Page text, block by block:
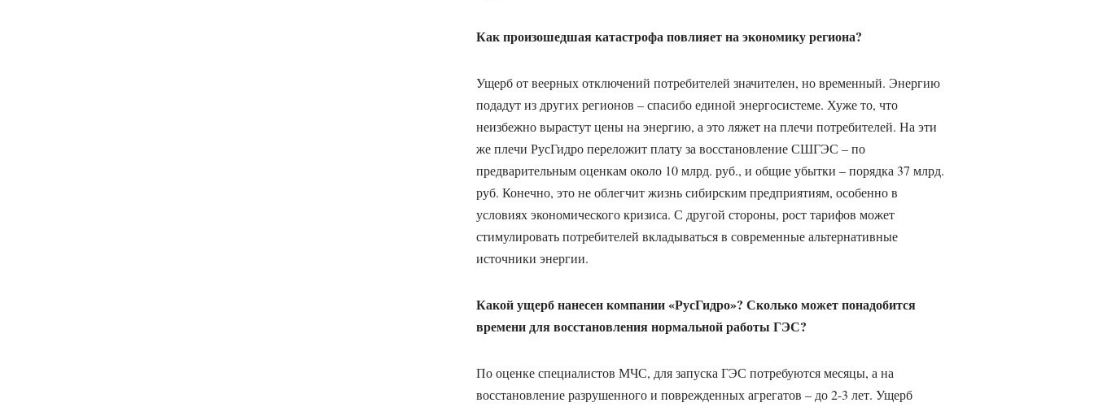
Как произошедшая катастрофа повлияет на экономику региона?
Ущерб от веерных отключений потребителей значителен, но временный. Энергию
подадут из других регионов – спасибо единой энергосистеме. Хуже то, что
неизбежно вырастут цены на энергию, а это ляжет на плечи потребителей. На эти
же плечи РусГидро переложит плату за восстановление СШГЭС – по
предварительным оценкам около 10 млрд. руб., и общие убытки – порядка 37 млрд.
руб. Конечно, это не облегчит жизнь сибирским предприятиям, особенно в
условиях экономического кризиса. С другой стороны, рост тарифов может
стимулировать потребителей вкладываться в современные альтернативные
источники энергии.
Какой ущерб нанесен компании «РусГидро»? Сколько может понадобится
времени для восстановления нормальной работы ГЭС?
По оценке специалистов МЧС, для запуска ГЭС потребуются месяцы, а на
восстановление разрушенного и поврежденных агрегатов – до 2-3 лет. Ущерб